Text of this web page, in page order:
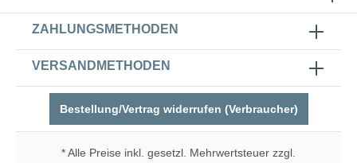
ZAHLUNGSMETHODEN
VERSANDMETHODEN
Bestellung/Vertrag widerrufen (Verbraucher)
* Alle Preise inkl. gesetzl. Mehrwertsteuer zzgl.